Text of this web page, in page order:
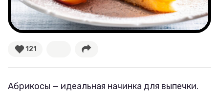
121
Абрикосы — идеальная начинка для выпечки.